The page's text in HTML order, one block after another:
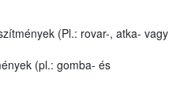
(Pl.: rovar-, atka- vagy
(pl.: gomba- és